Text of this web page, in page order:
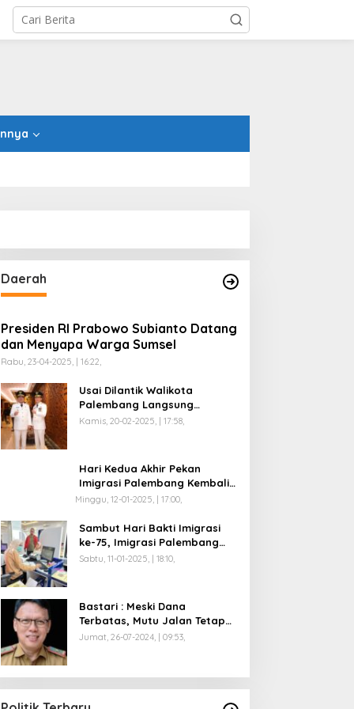
Daerah
Presiden RI Prabowo Subianto Datang
dan Menyapa Warga Sumsel
Rabu, 23-04-2025, | 16:22,
Usai Dilantik Walikota
Palembang Langsung
Mengikuti Retreat di
Kamis, 20-02-2025, | 17:58,
Hari Kedua Akhir Pekan
Imigrasi Palembang Kembali
Dilayani
Minggu, 12-01-2025, | 17:00,
Sambut Hari Bakti Imigrasi
ke-75, Imigrasi Palembang
Buka Paspor Simpatik Akhir
Sabtu, 11-01-2025, | 18:10,
Bastari : Meski Dana
Terbatas, Mutu Jalan Tetap
Diprioritaskan !
Jumat, 26-07-2024, | 09:53,